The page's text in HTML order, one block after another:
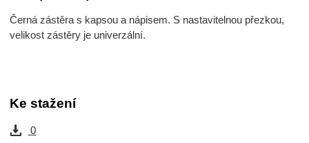
Černá zástěra s kapsou a nápisem. S nastavitelnou přezkou,
velikost zástěry je univerzální.
Ke stažení
0